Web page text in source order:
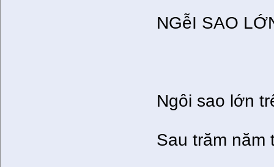
NGễI SAO
Ngôi sao lớn
Sau trăm năm